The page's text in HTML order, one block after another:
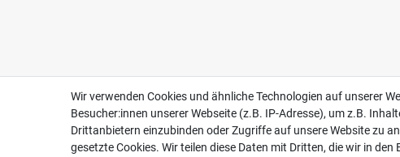
Wir verwenden Cookies und ähnliche Technologien auf unserer
Besucher:innen unserer Webseite (z.B. IP-Adresse), um z.B.
Drittanbietern einzubinden oder Zugriffe auf unsere Website zu
gesetzte Cookies. Wir teilen diese Daten mit Dritten, die wir in den